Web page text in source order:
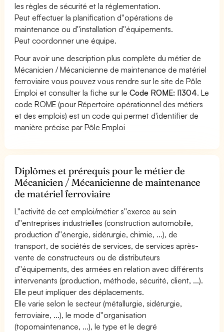
les règles de sécurité et la réglementation.
Peut effectuer la planification d''opérations de
maintenance ou d''installation d''équipements.
Peut coordonner une équipe.
Pour avoir une description plus complète du métier de
Mécanicien / Mécanicienne de maintenance de matériel
ferroviaire vous pouvez vous rendre sur le site de Pôle
Emploi et consulter la fiche sur leCode ROME: I1304. Le
code ROME (pour Répertoire opérationnel des métiers
et des emplois) est un code qui permet d'identifier de
manière précise par Pôle Emploi
Diplômes et prérequis pour le métier de
Mécanicien / Mécanicienne de maintenance
de matériel ferroviaire
L''activité de cet emploi/métier s''exerce au sein
d''entreprises industrielles (construction automobile,
production d''énergie, sidérurgie, chimie, ...), de
transport, de sociétés de services, de services après-
vente de constructeurs ou de distributeurs
d''équipements, des armées en relation avec différents
intervenants (production, méthode, sécurité, client, ...).
Elle peut impliquer des déplacements.
Elle varie selon le secteur (métallurgie, sidérurgie,
ferroviaire, ...), le mode d''organisation
(topomaintenance, ...), le type et le degré